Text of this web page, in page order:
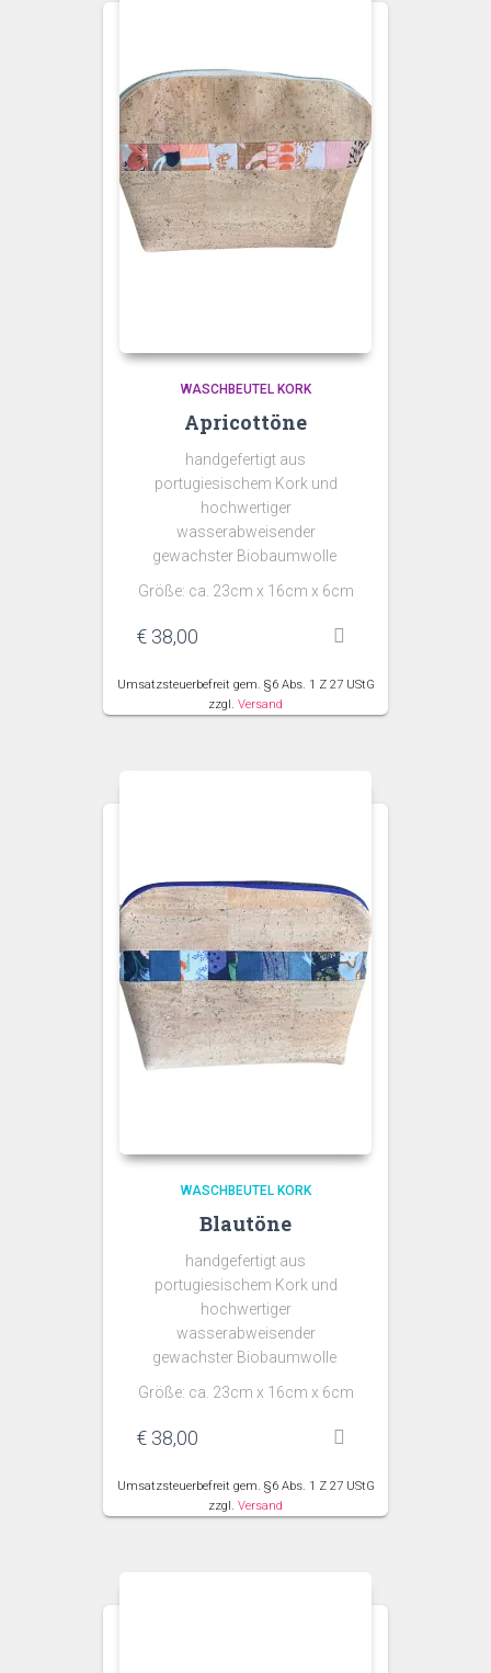
WASCHBEUTEL KORK
Apricottöne
handgefertigt aus
portugiesischem Kork und
hochwertiger
wasserabweisender
gewachster Biobaumwolle
Größe: ca. 23cm x 16cm x 6cm
€ 38,00
Umsatzsteuerbefreit gem. §6 Abs. 1 Z 27 UStG
zzgl. Versand
WASCHBEUTEL KORK
Blautöne
handgefertigt aus
portugiesischem Kork und
hochwertiger
wasserabweisender
gewachster Biobaumwolle
Größe: ca. 23cm x 16cm x 6cm
€ 38,00
Umsatzsteuerbefreit gem. §6 Abs. 1 Z 27 UStG
zzgl. Versand